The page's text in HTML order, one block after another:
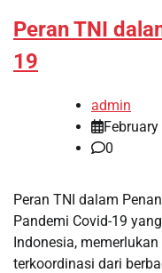
Peran TNI
19
admin
0
Peran TNI dalam
Pandemi Covid-19
Indonesia,
terkoordinasi dari